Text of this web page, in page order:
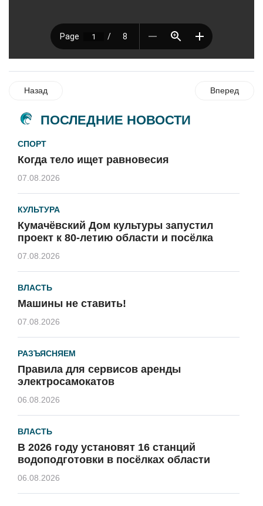
Назад Вперед
ПОСЛЕДНИЕ НОВОСТИ
СПОРТ
Когда тело ищет равновесия
07.08.2026
КУЛЬТУРА
Кумачёвский Дом культуры запустил
проект к 80-летию области и посёлка
07.08.2026
ВЛАСТЬ
Машины не ставить!
07.08.2026
РАЗЪЯСНЯЕМ
Правила для сервисов аренды
электросамокатов
06.08.2026
ВЛАСТЬ
В 2026 году установят 16 станций
водоподготовки в посёлках области
06.08.2026